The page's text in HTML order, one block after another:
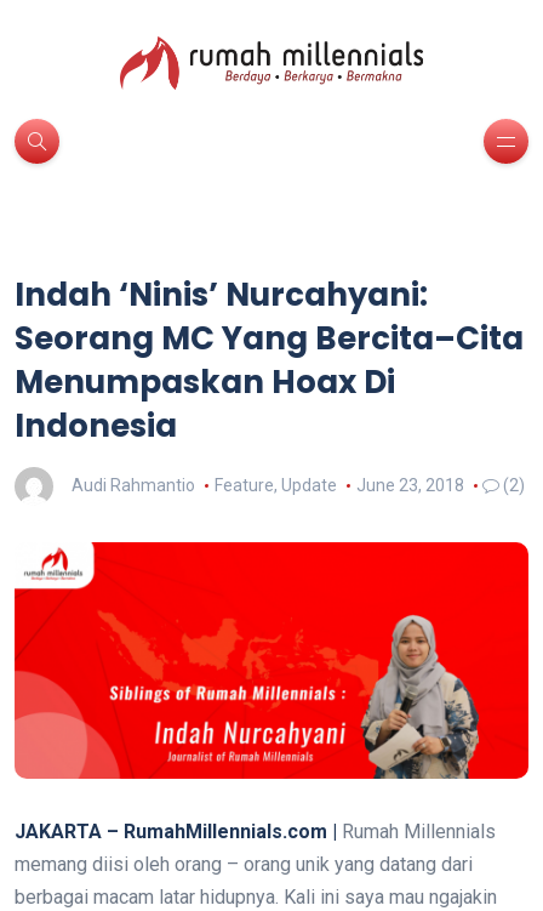
Indah ‘Ninis’ Nurcahyani:
Seorang MC Yang Bercita–Cita
Menumpaskan Hoax Di
Indonesia
Audi Rahmantio Feature, Update June 23, 2018 (2)
JAKARTA – RumahMillennials.com |
Rumah Millennials
memang diisi oleh orang – orang unik yang datang dari
berbagai macam latar hidupnya. Kali ini saya mau ngajakin